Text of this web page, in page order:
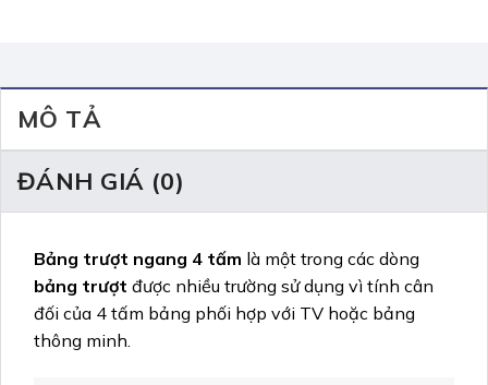
MÔ TẢ
ĐÁNH GIÁ (0)
Bảng trượt ngang 4 tấm là một trong các dòng
bảng trượt được nhiều trường sử dụng vì tính cân
đối của 4 tấm bảng phối hợp với TV hoặc bảng
thông minh.